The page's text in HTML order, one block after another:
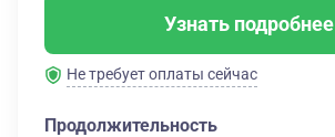
Узнать подробнее
Не требует оплаты сейчас
Продолжительность